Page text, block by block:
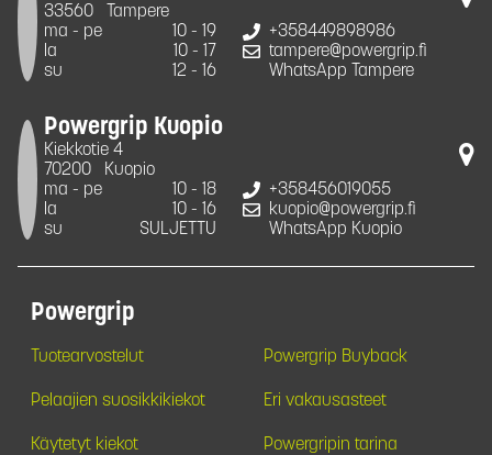
33560
Tampere
ma - pe
10 - 19
la
10 - 17
su
12 - 16
+358449898986
tampere@powergrip.fi
WhatsApp Tampere
Powergrip Kuopio
Kiekkotie 4
70200
Kuopio
ma - pe
10 - 18
la
10 - 16
su
SULJETTU
+358456019055
kuopio@powergrip.fi
WhatsApp Kuopio
Powergrip
Tuotearvostelut Powergrip Buyback
Pelaajien suosikkikiekot Eri vakausasteet
Käytetyt kiekot Powergripin tarina